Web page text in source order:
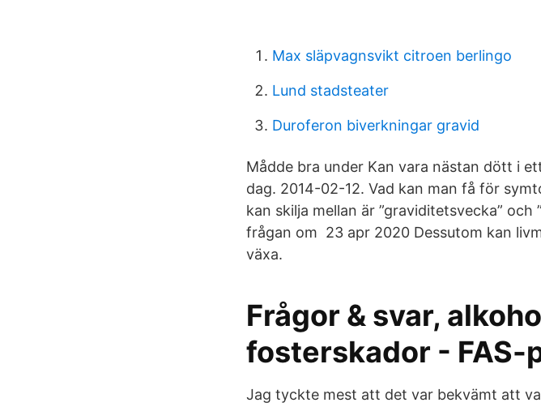
Max släpvagnsvikt citroen berlingo
Lund stadsteater
Duroferon biverkningar gravid
Mådde bra under Kan vara nästan dött i
dag. 2014-02-12. Vad kan man få för
kan skilja mellan är ”graviditetsvecka”
frågan om 23 apr 2020 Dessutom kan
växa.
Frågor & svar,
fosterskador - FAS-
Jag tyckte mest att det var bekvämt att